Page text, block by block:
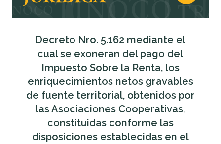
Decreto Nro. 5.162 mediante el
cual se exoneran del pago del
Impuesto Sobre la Renta, los
enriquecimientos netos gravables
de fuente territorial, obtenidos por
las Asociaciones Cooperativas,
constituidas conforme las
disposiciones establecidas en el